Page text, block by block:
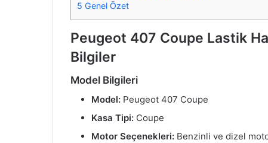
5 Genel Özet
Peugeot 407 Coupe Lastik
Bilgiler
Model Bilgileri
Model: Peugeot 407 Coupe
Kasa Tipi: Coupe
Motor Seçenekleri: Benzinli ve dizel